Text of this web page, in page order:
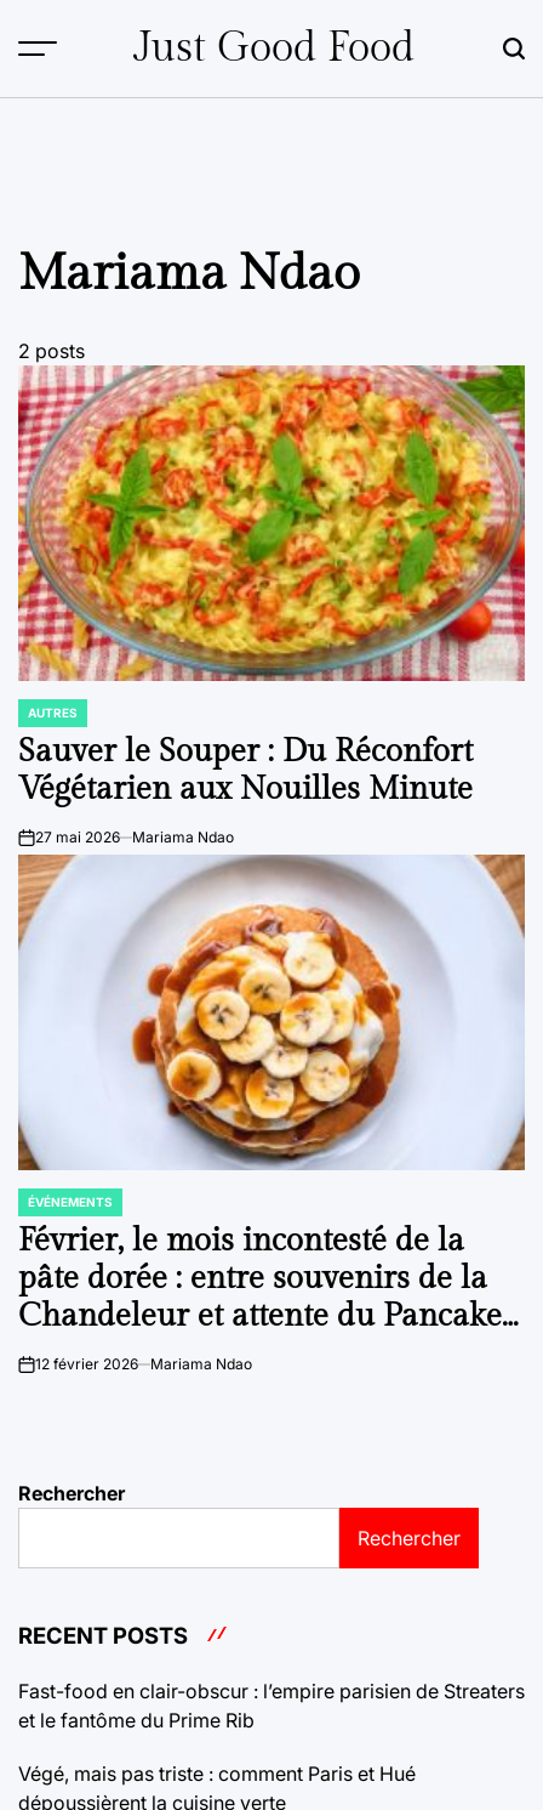
Just Good Food
Mariama Ndao
2 posts
POSTED
IN
AUTRES
Sauver le Souper : Du Réconfort
Végétarien aux Nouilles Minute
on27 mai 2026 Mariama Ndao
POSTED
IN
ÉVÉNEMENTS
Février, le mois incontesté de la
pâte dorée : entre souvenirs de la
Chandeleur et attente du Pancake
Day
on12 février 2026 Mariama Ndao
Rechercher
Rechercher
RECENT POSTS
Fast-food en clair-obscur : l’empire parisien de Streaters
et le fantôme du Prime Rib
Végé, mais pas triste : comment Paris et Hué
dépoussièrent la cuisine verte